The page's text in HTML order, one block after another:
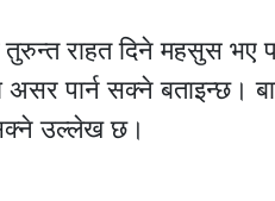
तुरुन्त राहत दिने महसुस
असर पार्न सक्ने बताइन्छ।
उल्लेख छ।